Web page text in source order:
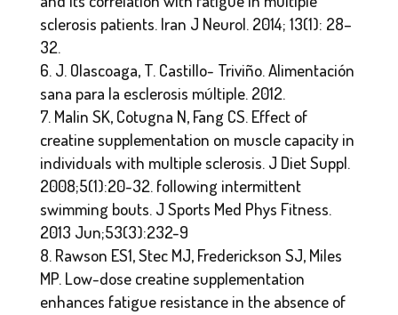
sclerosis patients. Iran J Neurol. 2014; 13(1): 28–
32.
J. Olascoaga, T. Castillo- Triviño. Alimentación
sana para la esclerosis múltiple. 2012.
Malin SK, Cotugna N, Fang CS. Effect of
creatine supplementation on muscle capacity in
individuals with multiple sclerosis. J Diet Suppl.
2008;5(1):20-32. following intermittent
swimming bouts. J Sports Med Phys Fitness.
2013 Jun;53(3):232-9
Rawson ES1, Stec MJ, Frederickson SJ, Miles
MP. Low-dose creatine supplementation
enhances fatigue resistance in the absence of